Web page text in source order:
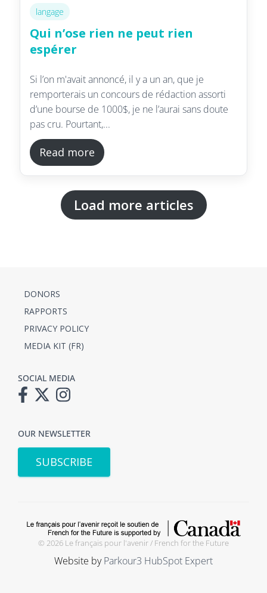
langage
Qui n’ose rien ne peut rien
espérer
Si l’on m'avait annoncé, il y a un an, que je
remporterais un concours de rédaction assorti
d’une bourse de 1000$, je ne l’aurai sans doute
pas cru. Pourtant,...
Read more
Load more articles
DONORS
RAPPORTS
PRIVACY POLICY
MEDIA KIT (FR)
SOCIAL MEDIA
OUR NEWSLETTER
SUBSCRIBE
© 2026 Le français pour l'avenir / French for the Future
Website byParkour3 HubSpot Expert